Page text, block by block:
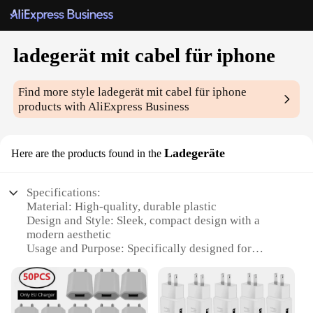
ladegerät mit cabel für iphone
Find more styleladegerät mit cabel für iphone
products with AliExpress Business
Here are the products found in the Ladegeräte
Specifications:
Material: High-quality, durable plastic
Design and Style: Sleek, compact design with a
modern aesthetic
Usage and Purpose: Specifically designed for
Performance and Property: Efficient charging with
fast data sync capabilities
Parts and Accessories: Comes with a convenient